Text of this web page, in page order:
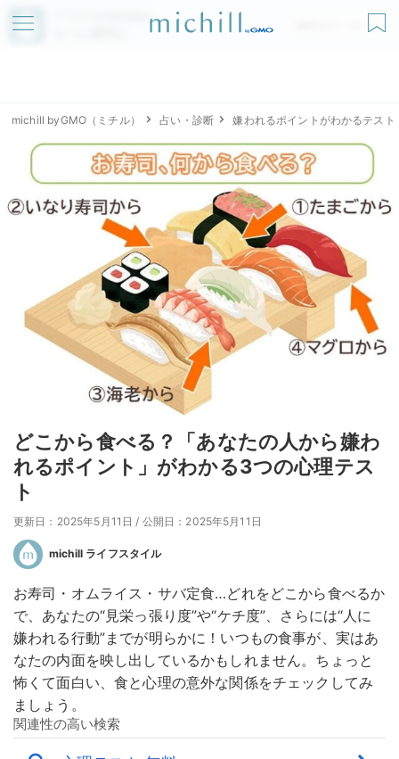
アプリでmichillが
無料ダウンロード
michill byGMO（ミチル） 占い・診断 嫌われるポイントがわかるテスト
どこから食べる？「あなたの人から嫌わ
れるポイント」がわかる3つの心理テス
ト
更新日：2025年5月11日 / 公開日：2025年5月11日
michill ライフスタイル
お寿司・オムライス・サバ定食…どれをどこから食べるか
で、あなたの“見栄っ張り度”や“ケチ度”、さらには“人に
嫌われる行動”までが明らかに！いつもの食事が、実はあ
なたの内面を映し出しているかもしれません。ちょっと
怖くて面白い、食と心理の意外な関係をチェックしてみ
ましょう。